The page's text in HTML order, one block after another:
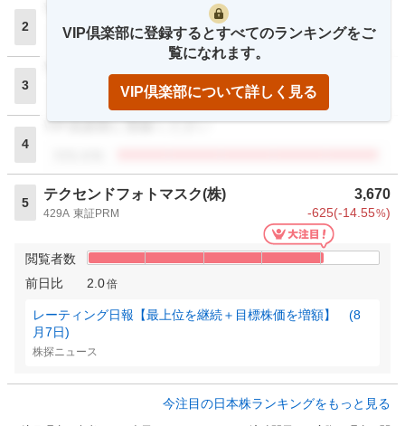
2
VIP倶楽部に登録ください
閲覧者数
3
4
VIP倶楽部に登録ください
5
テクセンドフォトマスク(株) 3,670
429A 東証PRM -625(-14.55%)
閲覧者数
前日比
2.0倍
レーティング日報【最上位を継続＋目標株価を増額】 (8
月7日)
株探ニュース
VIP倶楽部に登録するとすべてのランキングをご
覧になれます。
VIP倶楽部について詳しく見る
今注目の日本株ランキングをもっと見る